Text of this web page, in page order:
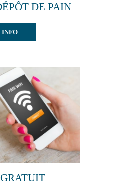
DE PAIN
INFO